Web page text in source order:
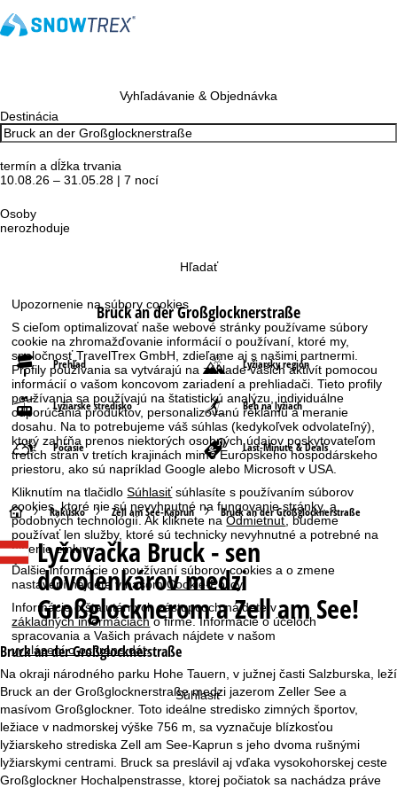
Upozornenie na súbory cookies
S cieľom optimalizovať naše webové stránky používame súbory
cookie na zhromažďovanie informácií o používaní, ktoré my,
spoločnosť TravelTrex GmbH, zdieľame aj s našimi partnermi.
Profily používania sa vytvárajú na základe vašich aktivít pomocou
informácií o vašom koncovom zariadení a prehliadači. Tieto profily
používania sa používajú na štatistickú analýzu, individuálne
odporúčania produktov, personalizovanú reklamu a meranie
dosahu. Na to potrebujeme váš súhlas (kedykoľvek odvolateľný),
ktorý zahŕňa prenos niektorých osobných údajov poskytovateľom
tretích strán v tretích krajinách mimo Európskeho hospodárskeho
priestoru, ako sú napríklad Google alebo Microsoft v USA.
Kliknutím na tlačidloSúhlasiťsúhlasíte s používaním súborov
cookies, ktoré nie sú nevyhnutné na fungovanie stránky, a
podobných technológií. Ak kliknete naOdmietnuť, budeme
používať len služby, ktoré sú technicky nevyhnutné a potrebné na
plnenie zmluvy.
Ďalšie informácie o používaní súborov cookies a o zmene
nastavení nájdete v našomCookie-Policy
Informácie o štatutárnych zástupcoch nájdete v
základných informáciácho firme. Informácie o účeloch
spracovania a Vašich právach nájdete v našom
vyhlásení o ochrane dát.
Súhlasiť
Vyhľadávanie & Objednávka
Destinácia
termín a dĺžka trvania
10.08.26 – 31.05.28 | 7 nocí
Osoby
nerozhoduje
Hľadať
Bruck an der Großglocknerstraße
Prehľad Lyžiarsky región
Lyžiarske stredisko Beh na lyžiach
Počasie Last-Minute & Deals
H
l
a
v
n
á
s
t
Rakúsko Zell am See-Kaprun Bruck an der Großglocknerstraße
Lyžovačka Bruck - sen
dovolenkárov medzi
Großglocknerom a Zell am See!
Bruck an der Großglocknerstraße
Na okraji národného parku Hohe Tauern, v južnej časti Salzburska, leží
Bruck an der Großglocknerstraße medzi jazerom Zeller See a
masívom Großglockner. Toto ideálne stredisko zimných športov,
ležiace v nadmorskej výške 756 m, sa vyznačuje blízkosťou
lyžiarskeho strediska Zell am See-Kaprun s jeho dvoma rušnými
lyžiarskymi centrami. Bruck sa preslávil aj vďaka vysokohorskej ceste
Großglockner Hochalpenstrasse, ktorej počiatok sa nachádza práve